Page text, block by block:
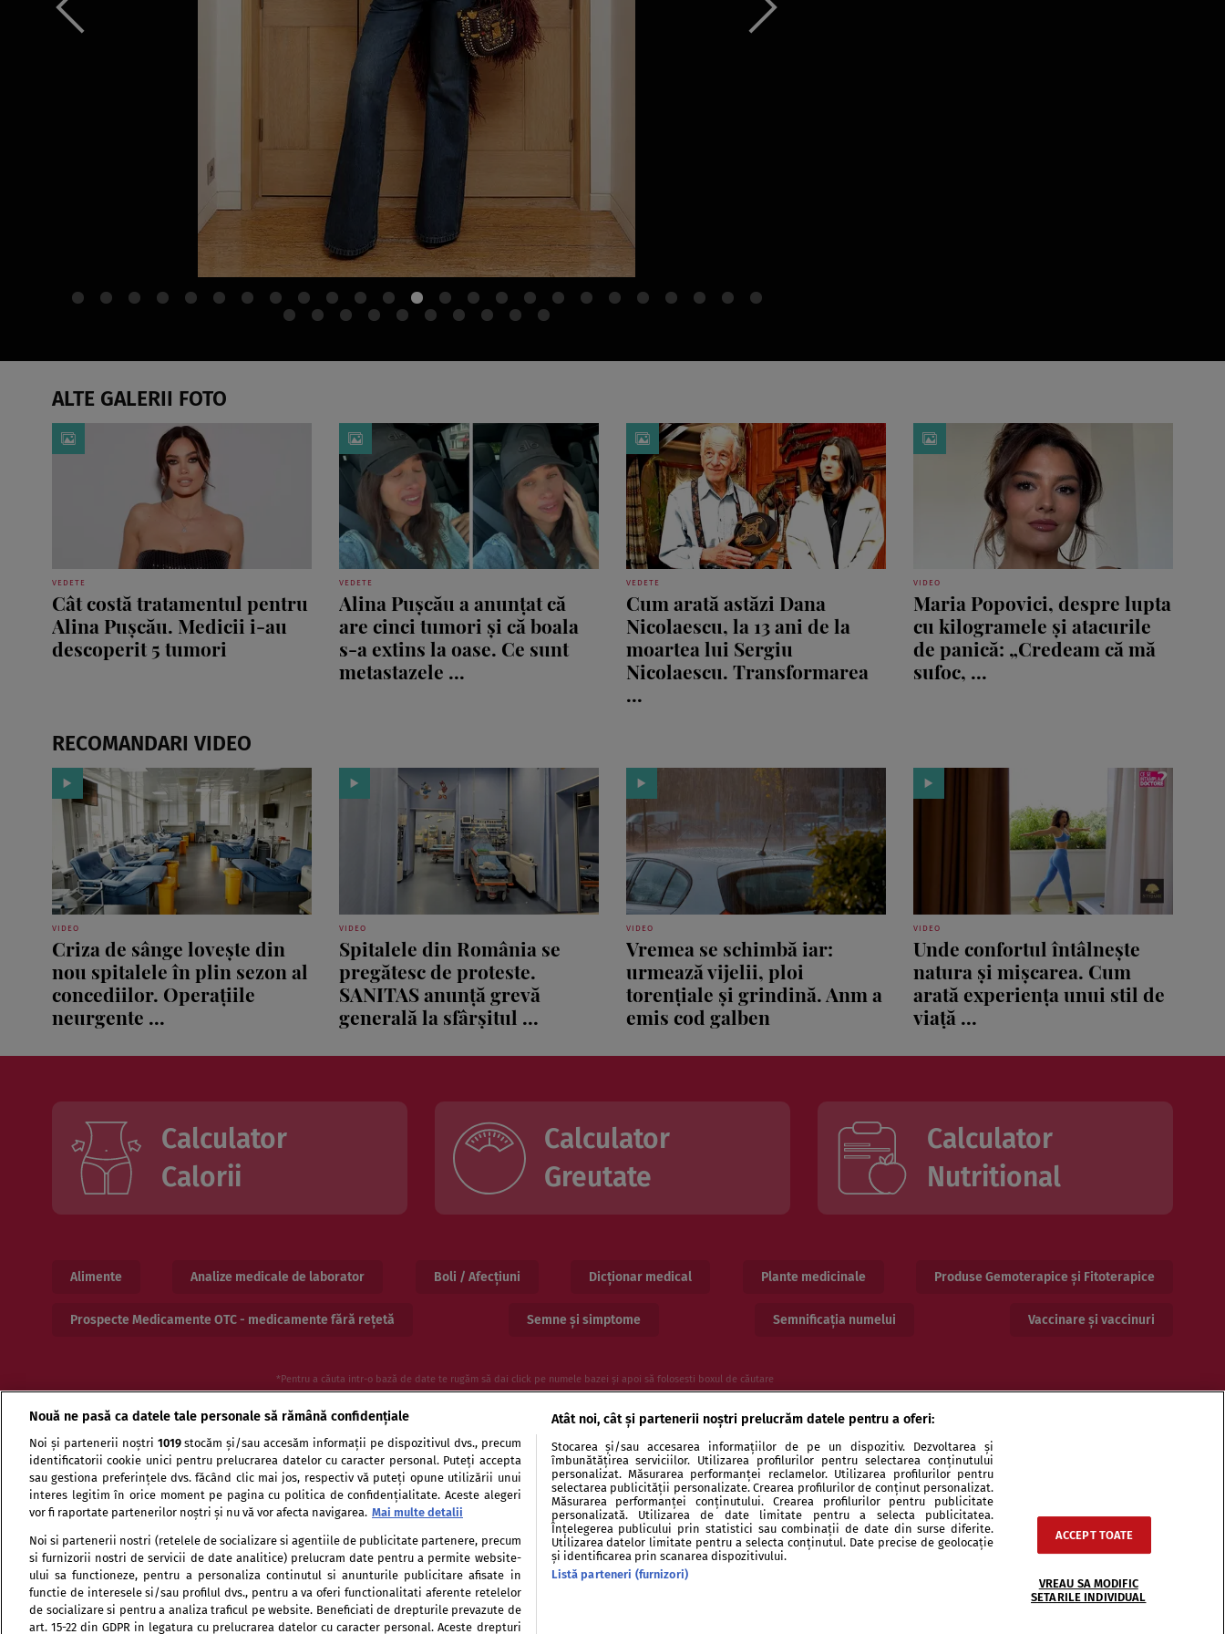
ALTE GALERII FOTO
VEDETE
Cât costă tratamentul pentru
Alina Pușcău. Medicii i-au
descoperit 5 tumori
VEDETE
Alina Pușcău a anunțat că
are cinci tumori și că boala
s-a extins la oase. Ce sunt
metastazele ...
VEDETE
Cum arată astăzi Dana
Nicolaescu, la 13 ani de la
moartea lui Sergiu
Nicolaescu. Transformarea
...
VIDEO
Maria Popovici, despre lupta
cu kilogramele și atacurile
de panică: „Credeam că mă
sufoc, ...
RECOMANDARI VIDEO
VIDEO
Criza de sânge lovește din
nou spitalele în plin sezon al
concediilor. Operațiile
neurgente ...
VIDEO
Spitalele din România se
pregătesc de proteste.
SANITAS anunță grevă
generală la sfârșitul ...
VIDEO
Vremea se schimbă iar:
urmează vijelii, ploi
torențiale și grindină. Anm a
emis cod galben
VIDEO
Unde confortul întâlnește
natura și mișcarea. Cum
arată experiența unui stil de
viață ...
Calculator
Calorii
Calculator
Greutate
Calculator
Nutritional
Alimente Analize medicale de laborator Boli / Afecțiuni Dicționar medical Plante medicinale Produse Gemoterapice și Fitoterapice
Prospecte Medicamente OTC - medicamente fără rețetă Semne și simptome Semnificația numelui Vaccinare și vaccinuri
*Pentru a căuta intr-o bază de date te rugăm să dai click pe numele bazei și apoi să folosesti boxul de căutare
Termeni si conditii de utilizare Politica de confidentialitate Politica de cookies Publicitate Autori și specialiști Echipa Contact Sitemap
Nouă ne pasă ca datele tale personale să rămână confidențiale
Noi și partenerii noștri 1019stocăm și/sau accesăm informații pe dispozitivul dvs., precum
identificatorii cookie unici pentru prelucrarea datelor cu caracter personal. Puteți accepta
sau gestiona preferințele dvs. făcând clic mai jos, respectiv vă puteți opune utilizării unui
interes legitim în orice moment pe pagina cu politica de confidențialitate. Aceste alegeri
vor fi raportate partenerilor noștri și nu vă vor afecta navigarea. Mai multe detalii
Noi si partenerii nostri (retelele de socializare si agentiile de publicitate partenere, precum
si furnizorii nostri de servicii de date analitice) prelucram date pentru a permite website-
ului sa functioneze, pentru a personaliza continutul si anunturile publicitare afisate in
functie de interesele si/sau profilul dvs., pentru a va oferi functionalitati aferente retelelor
de socializare si pentru a analiza traficul pe website. Beneficiati de drepturile prevazute de
art. 15-22 din GDPR in legatura cu prelucrarea datelor cu caracter personal. Aceste drepturi
Atât noi, cât și partenerii noștri prelucrăm datele pentru a oferi:
Stocarea și/sau accesarea informațiilor de pe un dispozitiv. Dezvoltarea și
îmbunătățirea serviciilor. Utilizarea profilurilor pentru selectarea conținutului
personalizat. Măsurarea performanței reclamelor. Utilizarea profilurilor pentru
selectarea publicității personalizate. Crearea profilurilor de conținut personalizat.
Măsurarea performanței conținutului. Crearea profilurilor pentru publicitate
personalizată. Utilizarea de date limitate pentru a selecta publicitatea.
Înțelegerea publicului prin statistici sau combinații de date din surse diferite.
Utilizarea datelor limitate pentru a selecta conținutul. Date precise de geolocație
și identificarea prin scanarea dispozitivului.
Listă parteneri (furnizori)
ACCEPT TOATE
VREAU SA MODIFIC
SETARILE INDIVIDUAL